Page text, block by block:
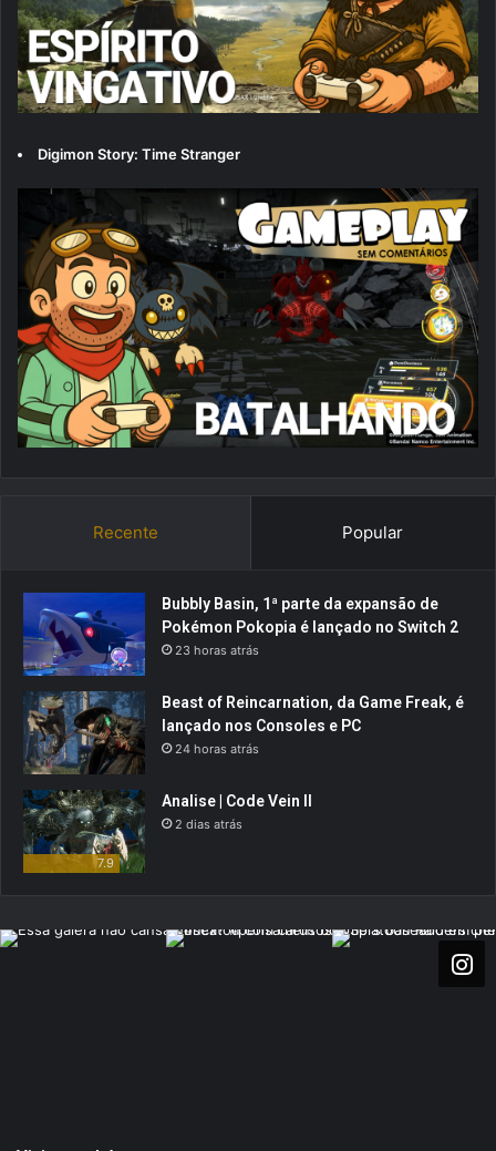
Digimon Story: Time Stranger
Recente Popular
Bubbly Basin, 1ª parte da expansão de
Pokémon Pokopia é lançado no Switch 2
23 horas atrás
Beast of Reincarnation, da Game Freak, é
lançado nos Consoles e PC
24 horas atrás
7.9
Analise | Code Vein II
2 dias atrás